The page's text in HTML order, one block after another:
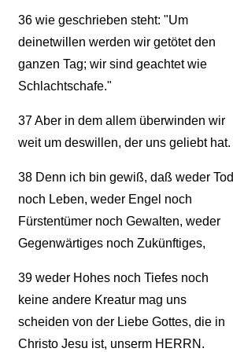
36wie geschrieben steht: "Um
deinetwillen werden wir getötet den
ganzen Tag; wir sind geachtet wie
Schlachtschafe."
37Aber in dem allem überwinden wir
weit um deswillen, der uns geliebt hat.
38Denn ich bin gewiß, daß weder Tod
noch Leben, weder Engel noch
Fürstentümer noch Gewalten, weder
Gegenwärtiges noch Zukünftiges,
39weder Hohes noch Tiefes noch
keine andere Kreatur mag uns
scheiden von der Liebe Gottes, die in
Christo Jesu ist, unserm HERRN.